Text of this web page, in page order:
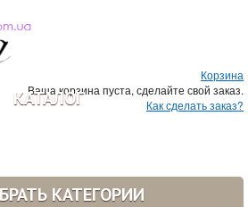
Корзина
Ваша корзина пуста, сделайте свой заказ.
Как сделать заказ?
КАТАЛОГ
КАТЕГОРИИ